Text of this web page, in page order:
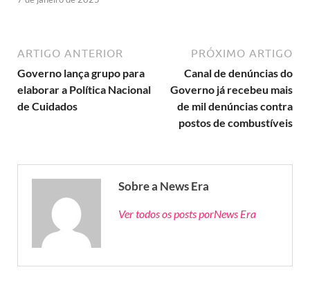
ARTIGO ANTERIOR
Governo lança grupo para
elaborar a Política Nacional
de Cuidados
PRÓXIMO ARTIGO
Canal de denúncias do
Governo já recebeu mais
de mil denúncias contra
postos de combustíveis
Sobre a News Era
Ver todos os posts porNews Era